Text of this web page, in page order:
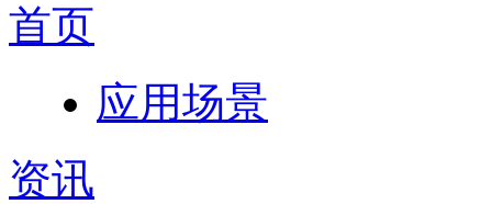
首页
应用场景
资讯